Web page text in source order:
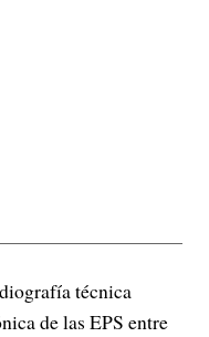
técnica
de las EPS entre